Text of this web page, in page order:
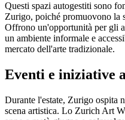
Questi spazi autogestiti sono
Zurigo, poiché promuovono la
Offrono un'opportunità per gli
un ambiente informale e
mercato dell'arte tradizionale.
Eventi e iniziative
Durante l'estate, Zurigo ospita
scena artistica. Lo Zurich Art